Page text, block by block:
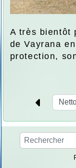
A très bientôt
de Vayrana
protection,